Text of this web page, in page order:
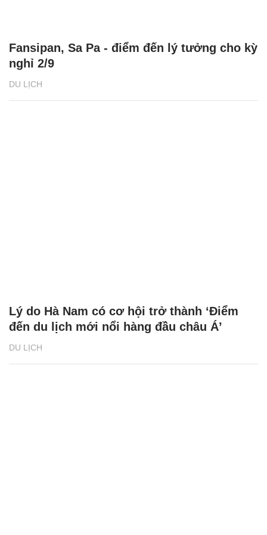
DU LỊCH
Fansipan, Sa Pa - điểm đến lý tưởng cho kỳ
nghỉ 2/9
DU LỊCH
Lý do Hà Nam có cơ hội trở thành ‘Điểm
đến du lịch mới nổi hàng đầu châu Á’